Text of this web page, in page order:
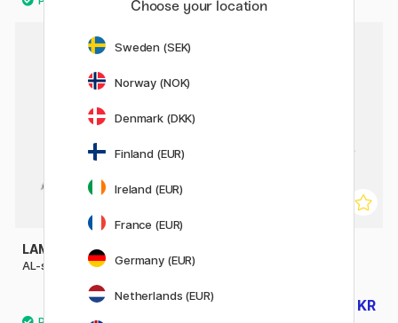
LAMY
AL-star Black Rollerball
225 KR 324 KR
Choose your location
Sweden (SEK)
Norway (NOK)
Denmark (DKK)
Finland (EUR)
Ireland (EUR)
France (EUR)
Germany (EUR)
Netherlands (EUR)